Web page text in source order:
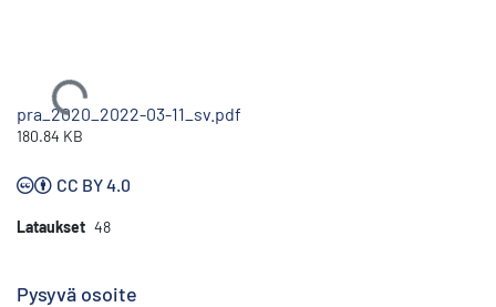
Ladataan...
pra_2020_2022-03-11_sv.pdf
180.84 KB
CC BY 4.0
Lataukset 48
Pysyvä osoite